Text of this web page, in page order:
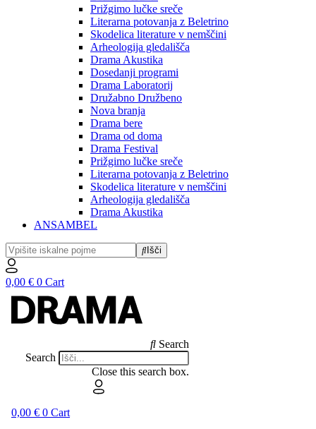
Prižgimo lučke sreče
Literarna potovanja z Beletrino
Skodelica literature v nemščini
Arheologija gledališča
Drama Akustika
Dosedanji programi
Drama Laboratorij
Družabno Družbeno
Nova branja
Drama bere
Drama od doma
Drama Festival
Prižgimo lučke sreče
Literarna potovanja z Beletrino
Skodelica literature v nemščini
Arheologija gledališča
Drama Akustika
ANSAMBEL
Išči
0,00 € 0 Cart
Search
Search
Close this search box.
0,00 € 0 Cart